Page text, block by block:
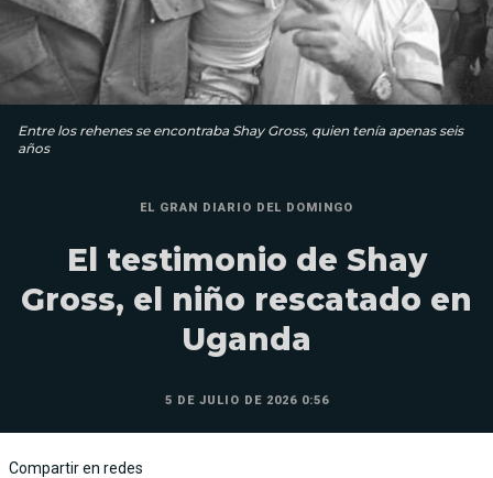
Entre los rehenes se encontraba Shay Gross, quien tenía apenas seis
años
EL GRAN DIARIO DEL DOMINGO
El testimonio de Shay
Gross, el niño rescatado en
Uganda
5 DE JULIO DE 2026 0:56
Compartir en redes